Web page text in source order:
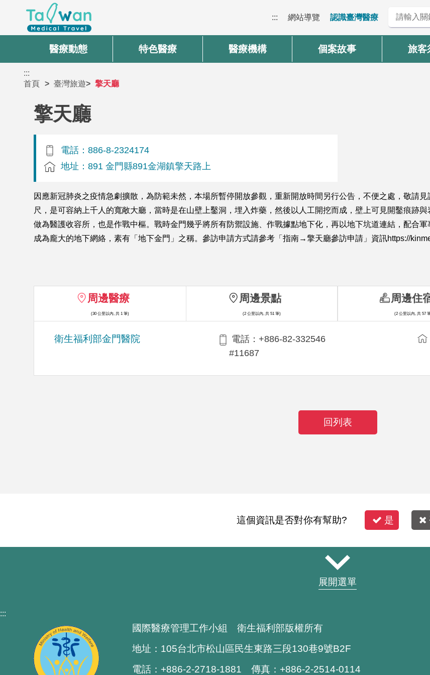
::: 網站導覽 認識臺灣醫療
醫療動態 特色醫療 醫療機構 個案故事 旅客
:::
首頁
臺灣旅遊 擎天廳
擎天廳
電話：886-8-2324174
地址：891 金門縣891金湖鎮擎天路上
因應新冠肺炎之疫情急劇擴散，為防範未然，本場所暫停開放參觀，重新開放時間另行公告，不便之處，敬請
尺，是可容納上千人的寬敞大廳，當時是在山壁上鑿洞，埋入炸藥，然後以人工開挖而成，壁上可見開鑿痕跡
做為醫護收容所，也是作戰中樞。戰時金門幾乎將所有防禦設施、作戰據點地下化，再以地下坑道連結，配合
成為龐大的地下網絡，素有「地下金門」之稱。參訪申請方式請參考「指南→擎天廳參訪申請」資訊https://
周邊醫療
(30 公里以內, 共 1 筆)
衛生福利部金門醫院
電話：+886-82-332546
#11687
周邊景點
(2 公里以內, 共 51 筆)
周邊住
(2 公里以內, 共 57
回列表
這個資訊是否對你有幫助? 是
展開選單
:::
國際醫療管理工作小組 衛生福利部版權所有
地址：105台北市松山區民生東路三段130巷9號B2F
電話：+886-2-2718-1881 傳真：+886-2-2514-0114